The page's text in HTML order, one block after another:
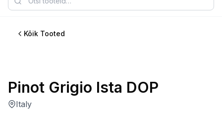
Kõik Tooted
Pinot Grigio Ista DOP
Italy